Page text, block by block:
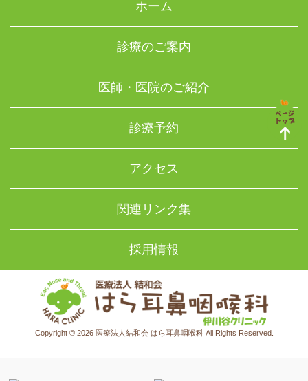
ホーム
診療のご案内
医師・医院のご紹介
診療予約
アクセス
関連リンク集
採用情報
Copyright © 2026 医療法人結和会 はら耳鼻咽喉科 All Rights Reserved.